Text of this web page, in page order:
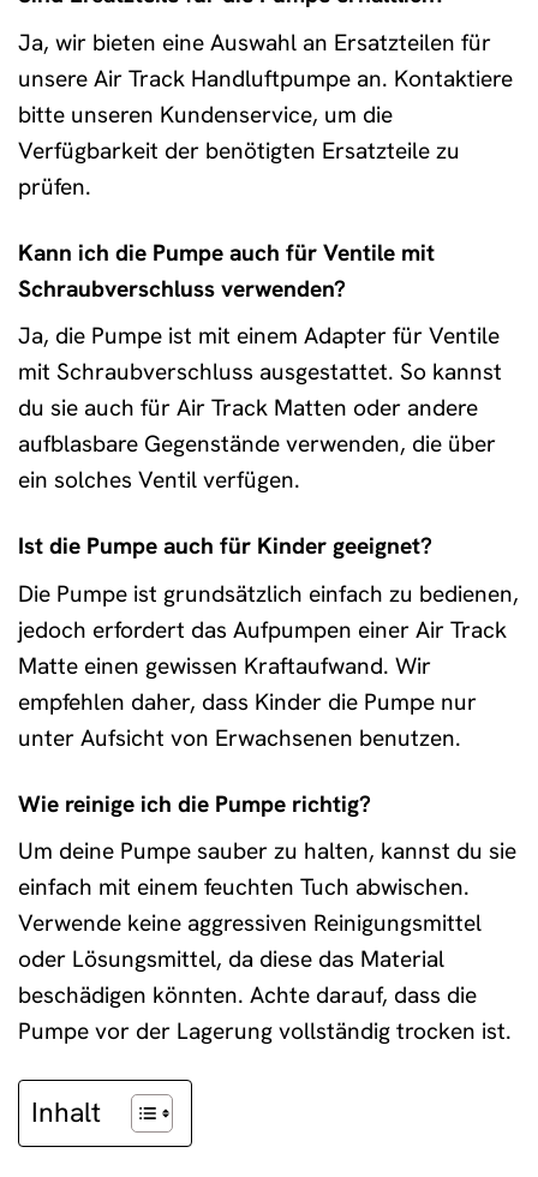
Ja, wir bieten eine Auswahl an Ersatzteilen für
unsere Air Track Handluftpumpe an. Kontaktiere
bitte unseren Kundenservice, um die
Verfügbarkeit der benötigten Ersatzteile zu
prüfen.
Kann ich die Pumpe auch für Ventile mit
Schraubverschluss verwenden?
Ja, die Pumpe ist mit einem Adapter für Ventile
mit Schraubverschluss ausgestattet. So kannst
du sie auch für Air Track Matten oder andere
aufblasbare Gegenstände verwenden, die über
ein solches Ventil verfügen.
Ist die Pumpe auch für Kinder geeignet?
Die Pumpe ist grundsätzlich einfach zu bedienen,
jedoch erfordert das Aufpumpen einer Air Track
Matte einen gewissen Kraftaufwand. Wir
empfehlen daher, dass Kinder die Pumpe nur
unter Aufsicht von Erwachsenen benutzen.
Wie reinige ich die Pumpe richtig?
Um deine Pumpe sauber zu halten, kannst du sie
einfach mit einem feuchten Tuch abwischen.
Verwende keine aggressiven Reinigungsmittel
oder Lösungsmittel, da diese das Material
beschädigen könnten. Achte darauf, dass die
Pumpe vor der Lagerung vollständig trocken ist.
Inhalt